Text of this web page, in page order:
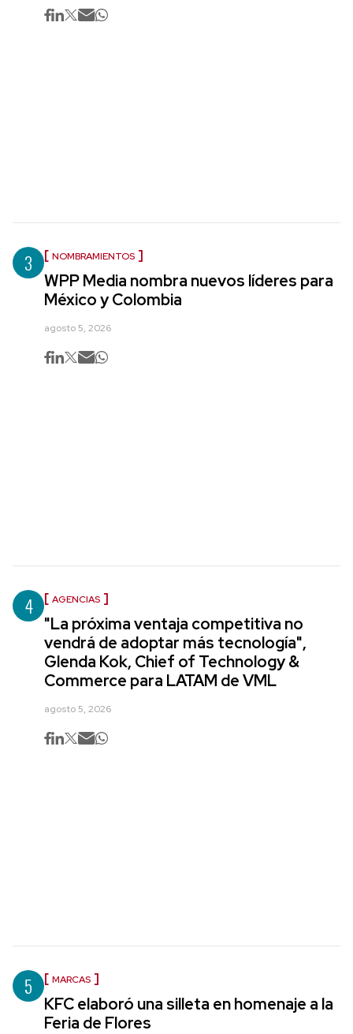
3 NOMBRAMIENTOS
WPP Media nombra nuevos líderes para
México y Colombia
agosto 5, 2026
4 AGENCIAS
"La próxima ventaja competitiva no
vendrá de adoptar más tecnología",
Glenda Kok, Chief of Technology &
Commerce para LATAM de VML
agosto 5, 2026
5 MARCAS
KFC elaboró una silleta en homenaje a la
Feria de Flores